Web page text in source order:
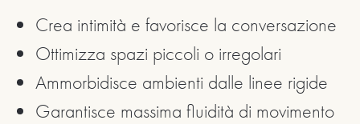
Crea intimità e favorisce la conversazione
Ottimizza spazi piccoli o irregolari
Ammorbidisce ambienti dalle linee rigide
Garantisce massima fluidità di movimento